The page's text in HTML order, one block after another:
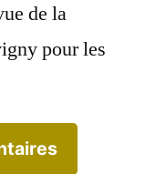
de la
pour les